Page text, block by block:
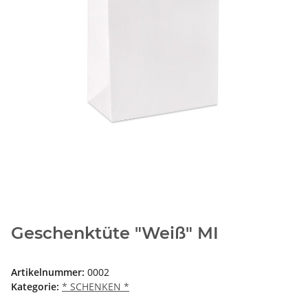
Geschenktüte "Weiß" MI
Artikelnummer: 0002
Kategorie: * SCHENKEN *